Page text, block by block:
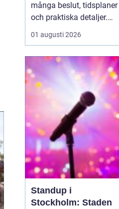
många beslut, tidsplaner
och praktiska detaljer.
Mitt i allt hamnar
flyttstädningen som ett
hyresvärdar, mäklare och
nya ägare. För många
blir städningen
slutspurten som tar mer
energi än planerat.
Genom att först...
01 augusti 2026
Standup i
Stockholm: Staden